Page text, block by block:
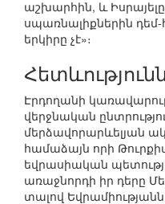
աշխարհին, և
սպառնալիքներին
երկիրը չէ»։
Էրդողանի
վերջնական
մերձավորարևելյան
համաձայն որի
եվրասիական
առաջնորդի իր դերը
տալով